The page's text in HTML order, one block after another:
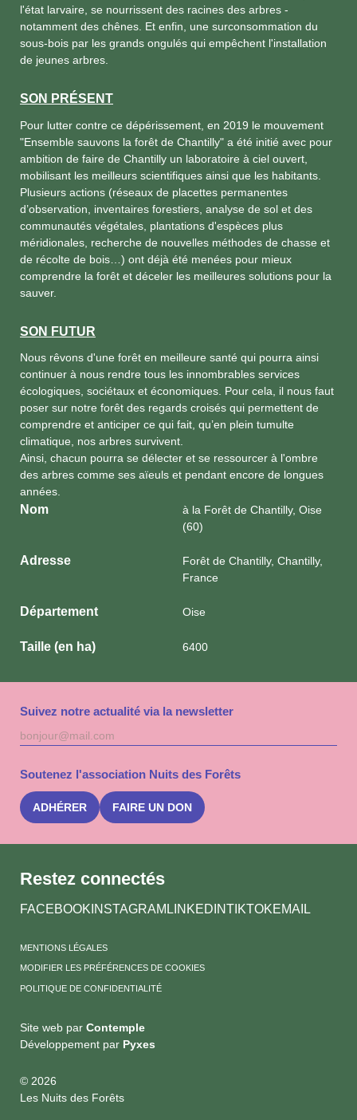
l'état larvaire, se nourrissent des racines des arbres -
notamment des chênes. Et enfin, une surconsommation du
sous-bois par les grands ongulés qui empêchent l'installation
de jeunes arbres.
SON PRÉSENT
Pour lutter contre ce dépérissement, en 2019 le mouvement
"Ensemble sauvons la forêt de Chantilly" a été initié avec pour
ambition de faire de Chantilly un laboratoire à ciel ouvert,
mobilisant les meilleurs scientifiques ainsi que les habitants.
Plusieurs actions (réseaux de placettes permanentes
d’observation, inventaires forestiers, analyse de sol et des
communautés végétales, plantations d'espèces plus
méridionales, recherche de nouvelles méthodes de chasse et
de récolte de bois…) ont déjà été menées pour mieux
comprendre la forêt et déceler les meilleures solutions pour la
sauver.
SON FUTUR
Nous rêvons d'une forêt en meilleure santé qui pourra ainsi
continuer à nous rendre tous les innombrables services
écologiques, sociétaux et économiques. Pour cela, il nous faut
poser sur notre forêt des regards croisés qui permettent de
comprendre et anticiper ce qui fait, qu’en plein tumulte
climatique, nos arbres survivent.
Ainsi, chacun pourra se délecter et se ressourcer à l'ombre
des arbres comme ses aïeuls et pendant encore de longues
années.
Nom
à la Forêt de Chantilly, Oise
(60)
Adresse
Forêt de Chantilly, Chantilly,
France
Département Oise
Taille (en ha) 6400
Suivez notre actualité via la newsletter
Adresse
mail
à
Soutenez l'association Nuits des Forêts
ADHÉRER FAIRE UN DON
Restez connectés
FACEBOOK INSTAGRAM LINKEDINTIKTOKEMAIL
MENTIONS LÉGALES
MODIFIER LES PRÉFÉRENCES DE COOKIES
POLITIQUE DE CONFIDENTIALITÉ
Site web par Contemple
Développement par Pyxes
© 2026
Les Nuits des Forêts